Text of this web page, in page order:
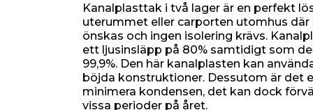
Kanalplasttak i två lager är en perfekt
uterummet eller carporten utomhus
önskas och ingen isolering krävs.
ett ljusinsläpp på 80% samtidigt som
99,9%. Den här kanalplasten kan
böjda konstruktioner. Dessutom är det
minimera kondensen, det kan dock
vissa perioder på året.